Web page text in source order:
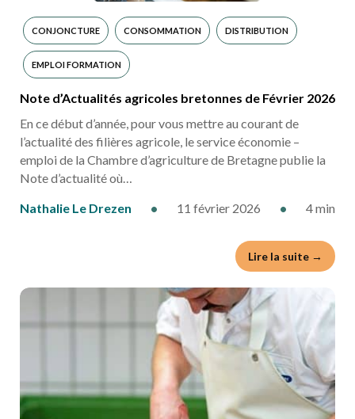
CONJONCTURE CONSOMMATION DISTRIBUTION
EMPLOI FORMATION
Note d’Actualités agricoles bretonnes de Février 2026
En ce début d’année, pour vous mettre au courant de
l’actualité des filières agricole, le service économie –
emploi de la Chambre d’agriculture de Bretagne publie la
Note d’actualité où…
Nathalie Le Drezen
• 11 février 2026 • 4 min
Lire la suite →